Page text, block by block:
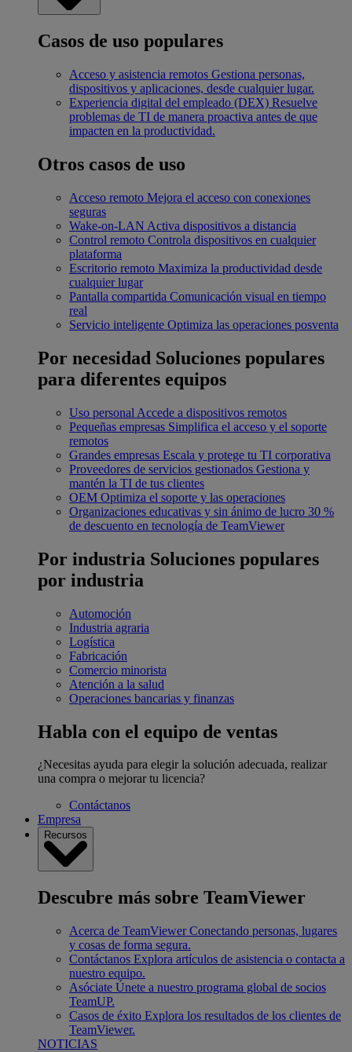
Casos de uso populares
Acceso y asistencia remotos Gestiona personas,
dispositivos y aplicaciones, desde cualquier lugar.
Experiencia digital del empleado (DEX) Resuelve
problemas de TI de manera proactiva antes de que
impacten en la productividad.
Otros casos de uso
Acceso remoto Mejora el acceso con conexiones
seguras
Wake-on-LAN Activa dispositivos a distancia
Control remoto Controla dispositivos en cualquier
plataforma
Escritorio remoto Maximiza la productividad desde
cualquier lugar
Pantalla compartida Comunicación visual en tiempo
real
Servicio inteligente Optimiza las operaciones posventa
Por necesidad Soluciones populares
para diferentes equipos
Uso personal Accede a dispositivos remotos
Pequeñas empresas Simplifica el acceso y el soporte
remotos
Grandes empresas Escala y protege tu TI corporativa
Proveedores de servicios gestionados Gestiona y
mantén la TI de tus clientes
OEM Optimiza el soporte y las operaciones
Organizaciones educativas y sin ánimo de lucro 30 %
de descuento en tecnología de TeamViewer
Por industria Soluciones populares
por industria
Automoción
Industria agraria
Logística
Fabricación
Comercio minorista
Atención a la salud
Operaciones bancarias y finanzas
Habla con el equipo de ventas
¿Necesitas ayuda para elegir la solución adecuada, realizar
una compra o mejorar tu licencia?
Contáctanos
Empresa
Recursos
Descubre más sobre TeamViewer
Acerca de TeamViewer Conectando personas, lugares
y cosas de forma segura.
Contáctanos Explora artículos de asistencia o contacta a
nuestro equipo.
Asóciate Únete a nuestro programa global de socios
TeamUP.
Casos de éxito Explora los resultados de los clientes de
TeamViewer.
NOTICIAS